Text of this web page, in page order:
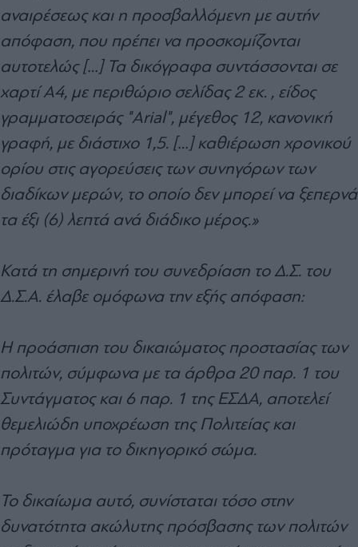
αναιρέσεως και η προσβαλλόμενη με αυτήν
απόφαση, που πρέπει να προσκομίζονται
αυτοτελώς […] Τα δικόγραφα συντάσσονται σε
χαρτί Α4, με περιθώριο σελίδας 2 εκ. , είδος
γραμματοσειράς "Arial", μέγεθος 12, κανονική
γραφή, με διάστιχο 1,5. […] καθιέρωση χρονικού
ορίου στις αγορεύσεις των συνηγόρων των
διαδίκων μερών, το οποίο δεν μπορεί να ξεπερνά
τα έξι (6) λεπτά ανά διάδικο μέρος.»
Κατά τη σημερινή του συνεδρίαση το Δ.Σ. του
Δ.Σ.Α. έλαβε ομόφωνα την εξής απόφαση:
Η προάσπιση του δικαιώματος προστασίας των
πολιτών, σύμφωνα με τα άρθρα 20 παρ. 1 του
Συντάγματος και 6 παρ. 1 της ΕΣΔΑ, αποτελεί
θεμελιώδη υποχρέωση της Πολιτείας και
πρόταγμα για το δικηγορικό σώμα.
Το δικαίωμα αυτό, συνίσταται τόσο στην
δυνατότητα ακώλυτης πρόσβασης των πολιτών